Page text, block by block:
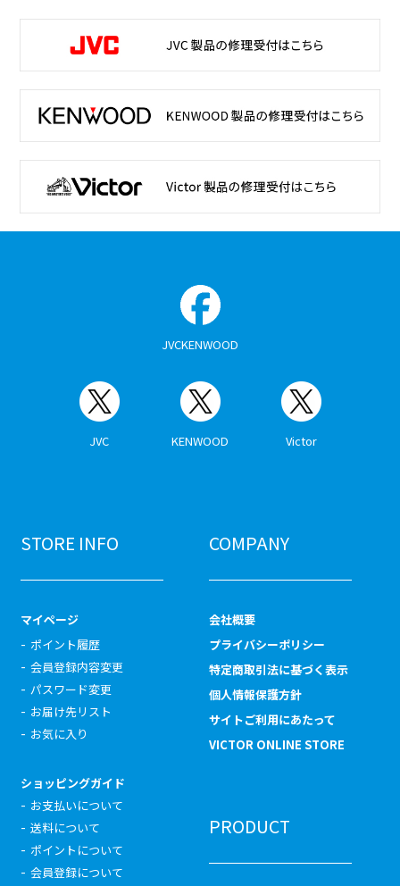
JVCKENWOOD
JVC KENWOOD Victor
STORE INFO
マイページ
ポイント履歴
会員登録内容変更
パスワード変更
お届け先リスト
お気に入り
ショッピングガイド
お支払いについて
送料について
ポイントについて
会員登録について
COMPANY
会社概要
プライバシーポリシー
特定商取引法に基づく表示
個人情報保護方針
サイトご利用にあたって
VICTOR ONLINE STORE
PRODUCT